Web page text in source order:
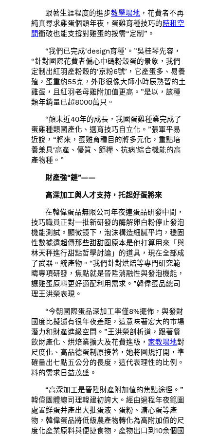
跟著生涯程度的進步教學場地 ，花費者不再
純真尋求雞蛋個頭年夜，蛋雞育種技巧的時租空
間衝破也能支撐對雞蛋的按需“定制”。
“我們已完成‘design育種’。”吳桂琴先容，
“針對國際花費者偏心中碼粉殼蛋的景象，我們
定制出紅羽產粉殼的‘京粉6號’，它產蛋多、易養
殖，蛋重約55克，外形很像大師小時辰熟習的土
雞蛋，且紅羽老母雞附加值更高。”是以，該種
類年銷量已超8000萬只。
“顛末近40年的成長，我國蛋雞種業完成了
蛋雞種類國產化、選育技巧自立化。”張軍平易
近說，“將來，蛋雞育種目的將多元化，重點培
養兼具‘高產、優質、節糧、抗病’綜合機能的高
產物種。”
財產強“鏈”——
高深加工與人才支持，托起好蛋將來
在韓偉蛋品無限公司年夜連蛋品研發中間，
技巧職員正對一批新研發的酶解卵白粉停止發泡
機能測試。顯微鏡下，泡沫構造細膩平均，穩固
性數據遠超傳那些甜甜圈原本是他打算用來「與
林天秤進行甜點哲學討論」的道具，現在全部成
了武器。統產物。“我們針對烘焙等專門研究範
疇專項研發，焦點就是晉陞消融性與發泡機能，
讓雞蛋原料更好適配利用需求。”韓偉蛋品總司
理王洪榮表現。
“今朝國際蛋品深加工率僅8%擺佈，與發財
國度比擬還有很年夜差距，這意味著宏大的市場
潛力和財產進級空間。”王洪榮剖析道，跟著餐
飲財產化、烘焙業擴大及花費進級， 家教場地對
尺度化、高品德蛋制原接著，她將圓規打開，準
確量出七點五公分的長度，這代表理性的比例。
料的需求日益茂盛。
“高深加工是晉陞財產附加值的焦點途徑。”
韓偉團體總司理韓建初誇大。經由過程年夜範圍
處置鮮蛋并產出大批蛋液、蛋粉、溏心蛋等產
物，韓偉蛋品將低級農產物轉化為高附加值的尺
度化產業原料與便捷食物，產物出口到10余個國